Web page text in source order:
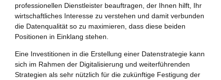
professionellen Dienstleister beauftragen, der Ihnen hilft, Ihr
wirtschaftliches Interesse zu verstehen und damit verbunden
die Datenqualität so zu maximieren, dass diese beiden
Positionen in Einklang stehen.
Eine Investitionen in die Erstellung einer Datenstrategie kann
sich im Rahmen der Digitalisierung und weiterführenden
Strategien als sehr nützlich für die zukünftige Festigung der